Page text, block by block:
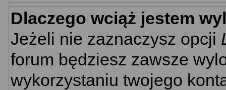
Dlaczego wciąż jestem
Jeżeli nie zaznaczysz opcji
forum będziesz zawsze
wykorzystaniu twojego